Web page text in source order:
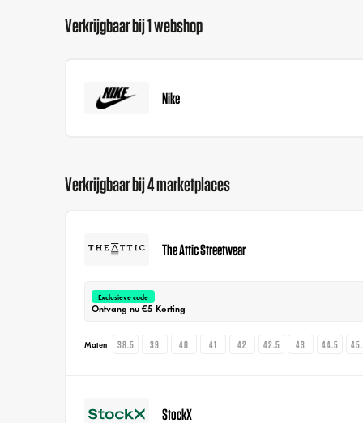
Verkrijgbaar bij 1 webshop
Nike
Verkrijgbaar bij 4 marketplaces
The Attic Streetwear
Exclusieve code
Ontvang nu €5 Korting
Maten 38.5 39 40 41 42 42.5 43 44.5
StockX